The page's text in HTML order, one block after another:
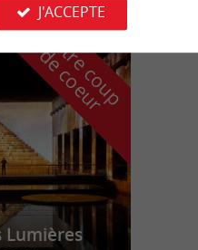
n
o
t
r
e
c
o
u
p
d
e
c
o
e
u
r
Lumières
J'ACCEPTE